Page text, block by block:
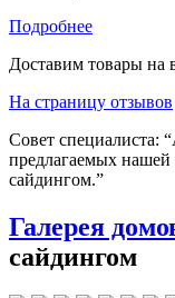
Подробнее
Доставим товары на
На страницу отзывов
Совет специалиста:
предлагаемых нашей
сайдингом.”
Галерея
сайдингом